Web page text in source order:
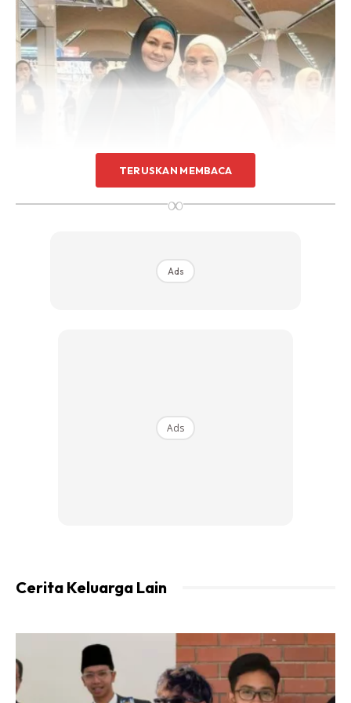
@siella.zamri
Semoga perjalanan Dato
TERUSKAN MEMBACA
∞
Ads
Ads
Cerita Keluarga Lain